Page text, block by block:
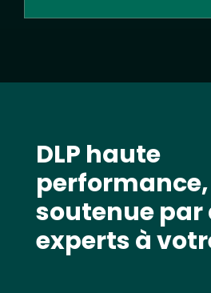
DLP haute
performance,
soutenue par
experts à